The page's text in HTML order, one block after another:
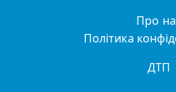
Про
Політика
ДТП